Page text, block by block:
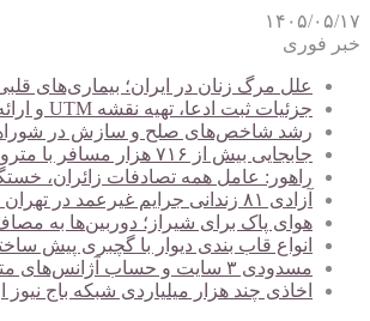
۱۴۰۵/۰۵/۱۷
خبر فوری
علل مرگ زنان در ایران؛ بیماری‌های
جزئیات ثبت ادعا، تهیه نقشه UTM و ارائه مادر سند اعلام شد
رشد شاخص‌های صلح و سازش در
جابجایی بیش از ۷۱۶ هزار مسافر با متروی تهران در مراسم جاماندگان اربعین
راهور: عامل همه تصادفات زائران،
آزادی ۸۱ زندانی جرایم غیرعمد در تهران همزمان با اربعین
هوای پاک برای شیراز؛ دوربین‌ها به
انواع قاب بندی دیوار با گچبری پیش
مسدودی ۳ سایت و حساب آژانس‌های متخلف فروش بلیت اربعین
اخاذی چند هزار میلیاردی شبکه باج